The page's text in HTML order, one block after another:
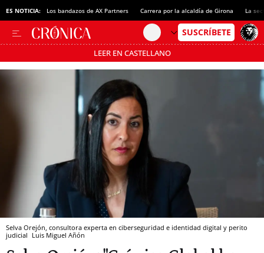
ES NOTICIA: Los bandazos de AX Partners Carrera por la alcaldía de Girona La
LEER EN CASTELLANO
Pásate al MODO AHORRO
Selva Orejón, consultora experta en ciberseguridad e identidad digital y perito
judicial Luis Miguel Añón